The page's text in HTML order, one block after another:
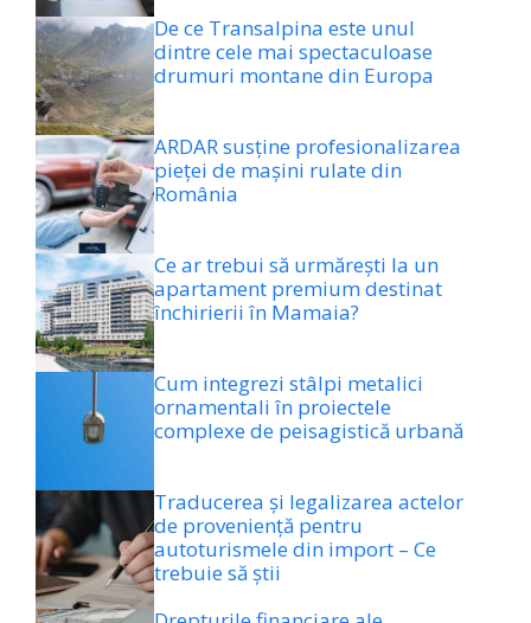
De ce Transalpina este unul
dintre cele mai spectaculoase
drumuri montane din Europa
ARDAR susține profesionalizarea
pieței de mașini rulate din
România
Ce ar trebui să urmărești la un
apartament premium destinat
închirierii în Mamaia?
​Cum integrezi stâlpi metalici
ornamentali în proiectele
complexe de peisagistică urbană
Traducerea și legalizarea actelor
de proveniență pentru
autoturismele din import – Ce
trebuie să știi